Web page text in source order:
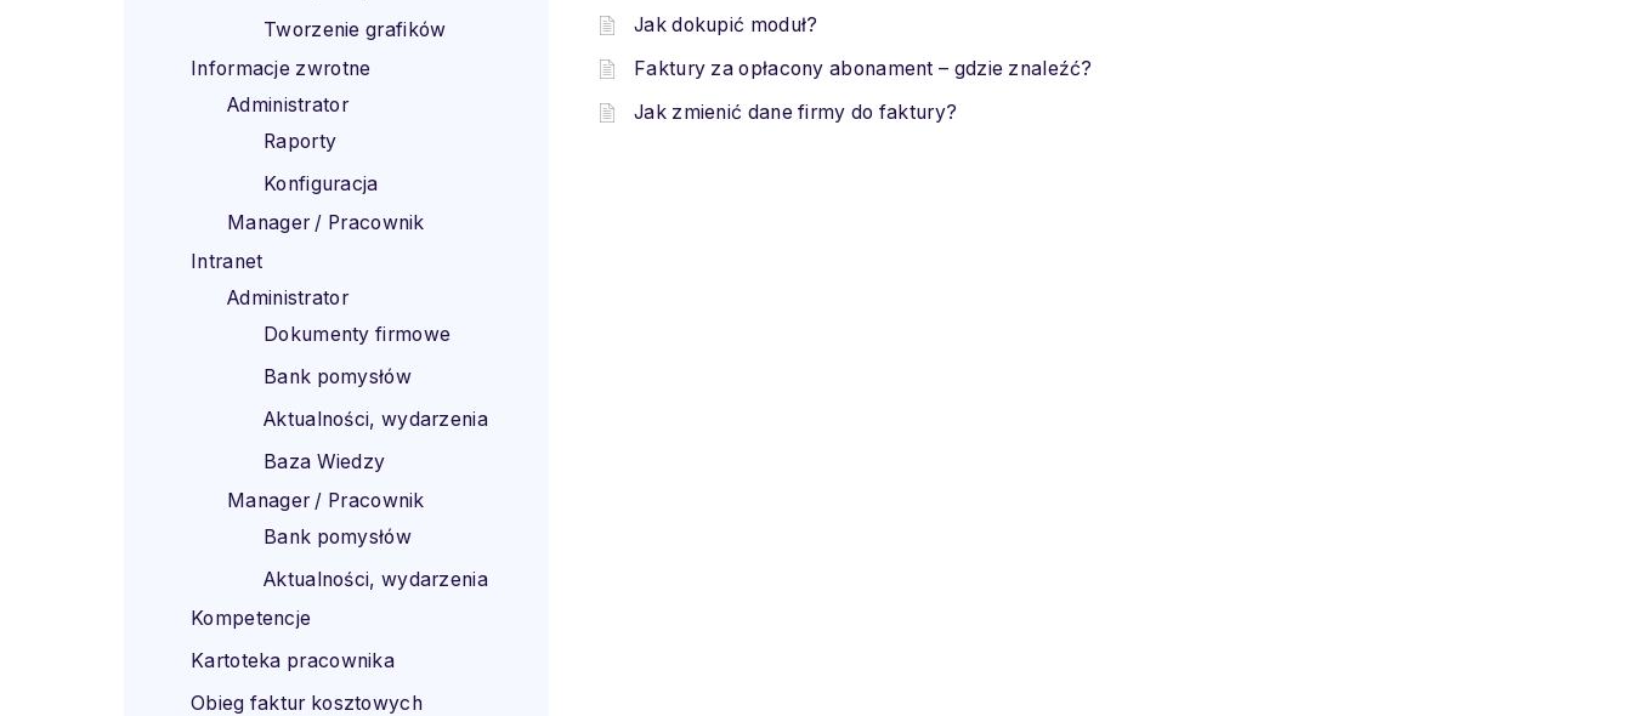
Tworzenie grafików
Informacje zwrotne
Administrator
Raporty
Konfiguracja
Manager / Pracownik
Intranet
Administrator
Dokumenty firmowe
Bank pomysłów
Aktualności, wydarzenia
Baza Wiedzy
Manager / Pracownik
Bank pomysłów
Aktualności, wydarzenia
Kompetencje
Kartoteka pracownika
Obieg faktur kosztowych
Jak dokupić moduł?
Faktury za opłacony abonament – gdzie znaleźć?
Jak zmienić dane firmy do faktury?